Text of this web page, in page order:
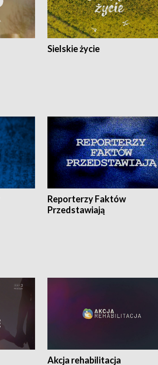
Sielskie życie
Reporterzy Faktów
Przedstawiają
Akcja rehabilitacja